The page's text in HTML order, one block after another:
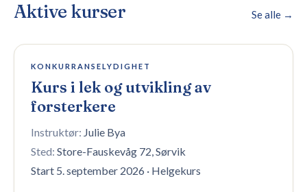
Aktive kurser Se alle →
Fullt — venteliste
KONKURRANSELYDIGHET
Kurs i lek og utvikling av
forsterkere
Instruktør: Julie Bya
Sted: Store-Fauskevåg 72, Sørvik
Start 5. september 2026 · Helgekurs